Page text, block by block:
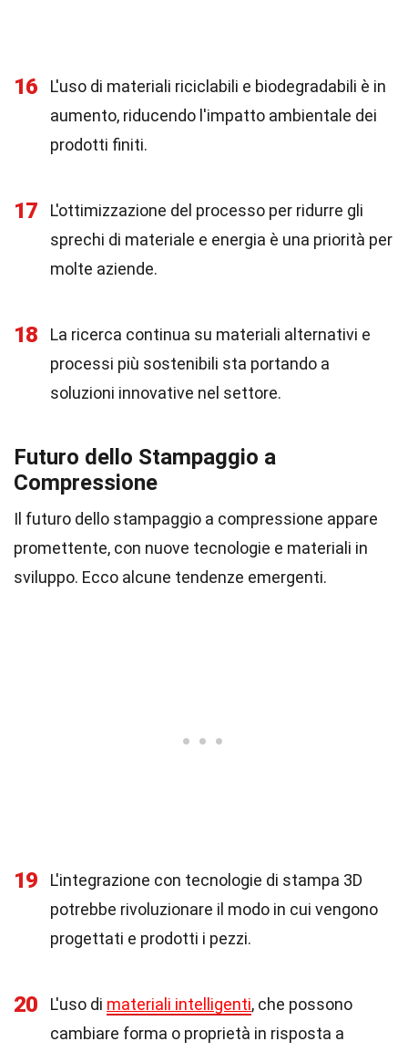
16
L'uso di materiali riciclabili e biodegradabili è in
aumento, riducendo l'impatto ambientale dei
prodotti finiti.
17
L'ottimizzazione del processo per ridurre gli
sprechi di materiale e energia è una priorità per
molte aziende.
18
La ricerca continua su materiali alternativi e
processi più sostenibili sta portando a
soluzioni innovative nel settore.
Futuro dello Stampaggio a
Compressione
Il futuro dello stampaggio a compressione appare
promettente, con nuove tecnologie e materiali in
sviluppo. Ecco alcune tendenze emergenti.
19
L'integrazione con tecnologie di stampa 3D
potrebbe rivoluzionare il modo in cui vengono
progettati e prodotti i pezzi.
20 L'uso di materiali intelligenti, che possono
cambiare forma o proprietà in risposta a